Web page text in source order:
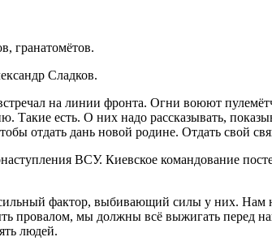
гранатомётов.
Сладков.
на линии фронта. Огни воюют
Такие есть. О них надо рассказывать,
отдать дань новой родине. Отдать свой
ВСУ. Киевское командование
фактор, выбивающий силы у них. Нам
провалом, мы должны всё выжигать перед
людей.